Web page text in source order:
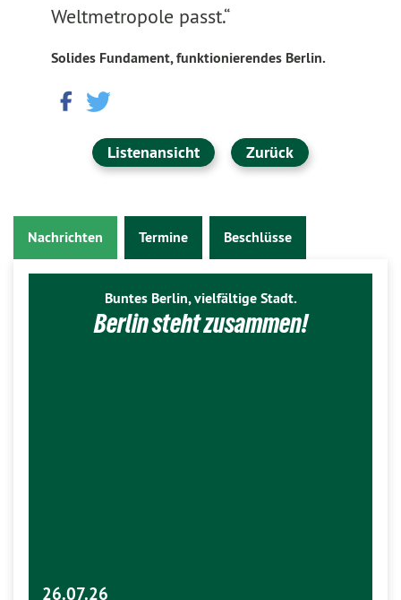
Weltmetropole passt.“
Solides Fundament, funktionierendes Berlin.
Listenansicht Zurück
Nachrichten Termine Beschlüsse
Buntes Berlin, vielfältige Stadt.
Berlin steht zusammen!
26.07.26